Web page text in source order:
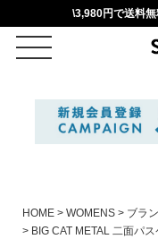
\3,980円で送料
ログイン
HOME WOMENS ブラ
BIG CAT METAL 二面パ